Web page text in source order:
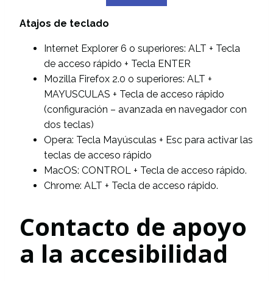
Atajos de teclado
Internet Explorer 6 o superiores: ALT + Tecla
de acceso rápido + Tecla ENTER
Mozilla Firefox 2.0 o superiores: ALT +
MAYUSCULAS + Tecla de acceso rápido
(configuración – avanzada en navegador con
dos teclas)
Opera: Tecla Mayúsculas + Esc para activar las
teclas de acceso rápido
MacOS: CONTROL + Tecla de acceso rápido.
Chrome: ALT + Tecla de acceso rápido.
Contacto de apoyo
a la accesibilidad